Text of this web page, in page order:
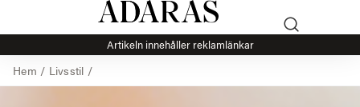
Artikeln innehåller reklamlänkar
Hem / Livsstil /